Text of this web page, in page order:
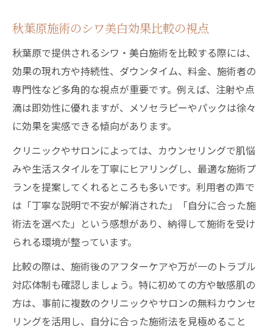
秋葉原施術のシワ美白効果比較の視点
秋葉原で提供されるシワ・美白施術を比較する際には、
効果の現れ方や持続性、ダウンタイム、料金、施術者の
専門性など多角的な視点が重要です。例えば、注射や点
滴は即効性に優れますが、メソセラピーやパックは徐々
に効果を実感できる傾向があります。
クリニックやサロンによっては、カウンセリングで肌悩
みや生活スタイルを丁寧にヒアリングし、最適な施術プ
ランを提案してくれるところも多いです。利用者の声で
は「丁寧な説明で不安が解消された」「自分に合った施
術法を選べた」という感想があり、納得して施術を受け
られる環境が整っています。
比較の際は、施術後のアフターケアや万が一のトラブル
対応体制も確認しましょう。特に初めての方や敏感肌の
方は、事前に複数のクリニックやサロンの無料カウンセ
リングを活用し、自分に合った施術法を見極めること